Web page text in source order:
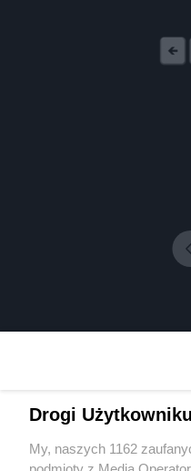
Wydawca mediów lokalnych
Drogi
My, naszych 1162